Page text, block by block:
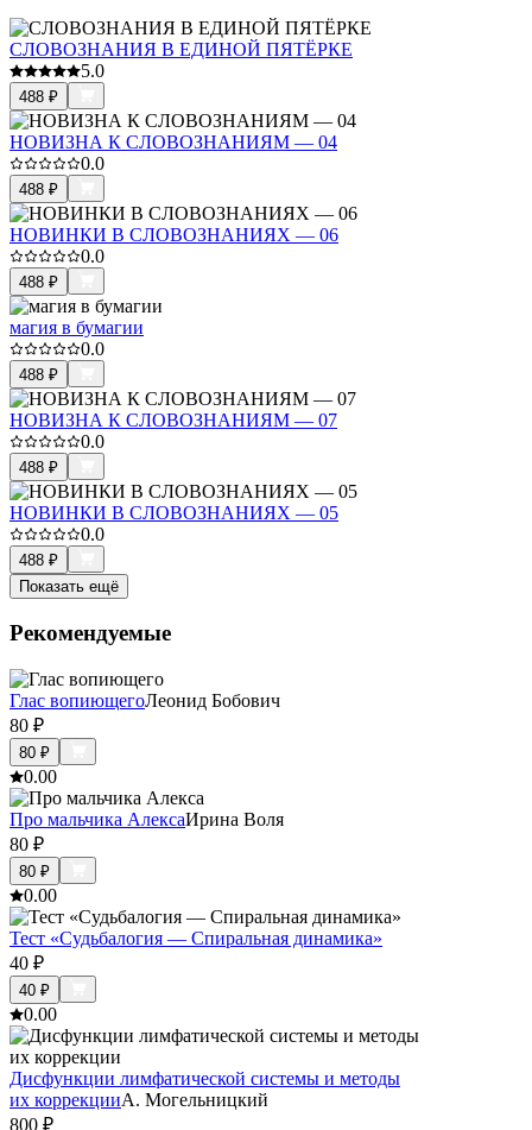
СЛОВОЗНАНИЯ В ЕДИНОЙ ПЯТЁРКЕ
5.0
488 ₽
НОВИЗНА К СЛОВОЗНАНИЯМ — 04
0.0
488 ₽
НОВИНКИ В СЛОВОЗНАНИЯХ — 06
0.0
488 ₽
магия в бумагии
0.0
488 ₽
НОВИЗНА К СЛОВОЗНАНИЯМ — 07
0.0
488 ₽
НОВИНКИ В СЛОВОЗНАНИЯХ — 05
0.0
488 ₽
Показать ещё
Рекомендуемые
Глас вопиющегоЛеонид Бобович
80 ₽
80 ₽
0.00
Про мальчика АлексаИрина Воля
80 ₽
80 ₽
0.00
Тест «Судьбалогия — Спиральная динамика»
40 ₽
40 ₽
0.00
Дисфункции лимфатической системы и методы
их коррекцииА. Могельницкий
800 ₽